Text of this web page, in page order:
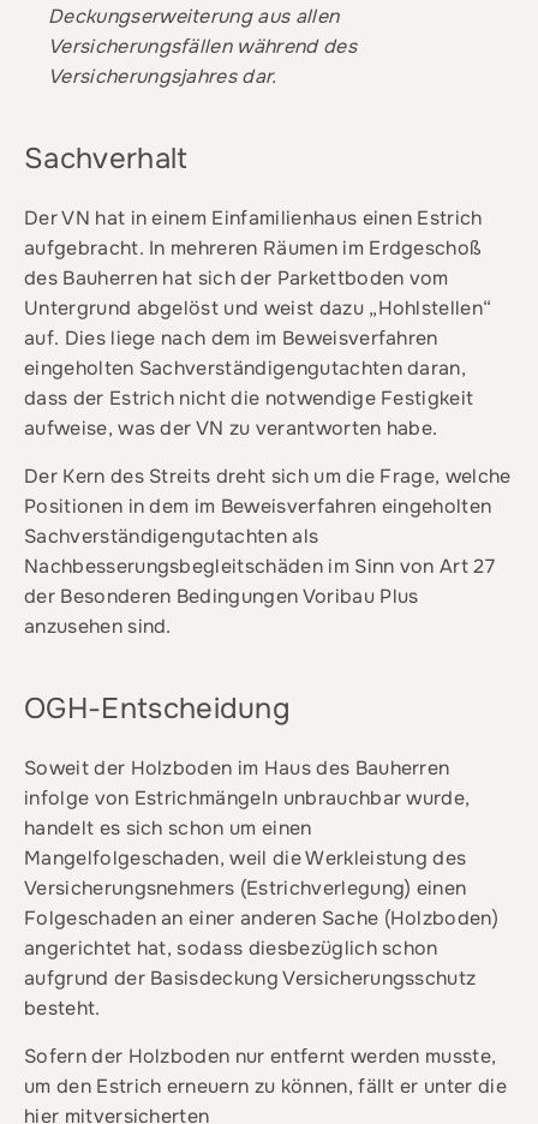
Deckungserweiterung aus allen
Versicherungsfällen während des
Versicherungsjahres dar.
Sachverhalt
Der VN hat in einem Einfamilienhaus einen Estrich
aufgebracht. In mehreren Räumen im Erdgeschoß
des Bauherren hat sich der Parkettboden vom
Untergrund abgelöst und weist dazu „Hohlstellen“
auf. Dies liege nach dem im Beweisverfahren
eingeholten Sachverständigengutachten daran,
dass der Estrich nicht die notwendige Festigkeit
aufweise, was der VN zu verantworten habe.
Der Kern des Streits dreht sich um die Frage, welche
Positionen in dem im Beweisverfahren eingeholten
Sachverständigengutachten als
Nachbesserungsbegleitschäden im Sinn von Art 27
der Besonderen Bedingungen Voribau Plus
anzusehen sind.
OGH-Entscheidung
Soweit der Holzboden im Haus des Bauherren
infolge von Estrichmängeln unbrauchbar wurde,
handelt es sich schon um einen
Mangelfolgeschaden, weil die Werkleistung des
Versicherungsnehmers (Estrichverlegung) einen
Folgeschaden an einer anderen Sache (Holzboden)
angerichtet hat, sodass diesbezüglich schon
aufgrund der Basisdeckung Versicherungsschutz
besteht.
Sofern der Holzboden nur entfernt werden musste,
um den Estrich erneuern zu können, fällt er unter die
hier mitversicherten